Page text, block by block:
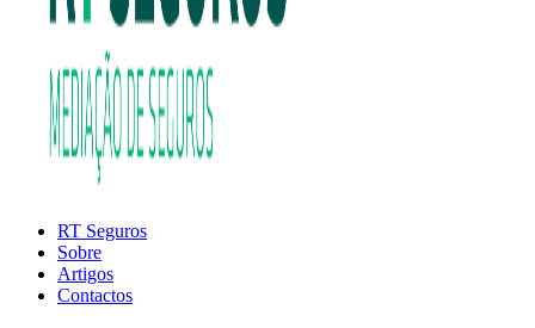
Seguros
MEDIAÇÃO
SEGUROS
RT Seguros
Sobre
Artigos
Contactos